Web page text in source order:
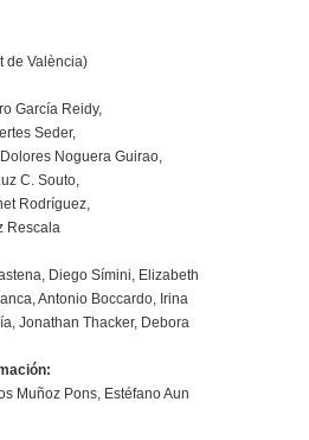
de València)
García Reidy,
Seder,
Noguera Guirao,
C. Souto,
Rodríguez,
Rescala
Diego Símini, Elizabeth
Antonio Boccardo, Irina
Jonathan Thacker, Debora
Muñoz Pons, Estéfano Aun